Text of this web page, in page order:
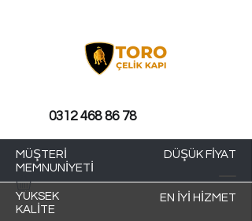
MÜŞTERİ
MEMNUNİYETİ
DÜŞÜK FİYAT
YÜKSEK
KALİTE
EN İYİ HİZMET
0312 468 86 78